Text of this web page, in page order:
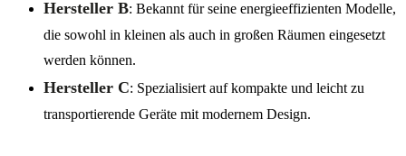
Hersteller B: Bekannt für seine energieeffizienten Modelle,
die sowohl in kleinen als auch in großen Räumen eingesetzt
werden können.
Hersteller C: Spezialisiert auf kompakte und leicht zu
transportierende Geräte mit modernem Design.